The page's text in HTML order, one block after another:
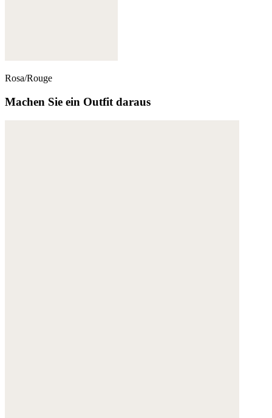
Rosa/Rouge
Machen Sie ein Outfit daraus